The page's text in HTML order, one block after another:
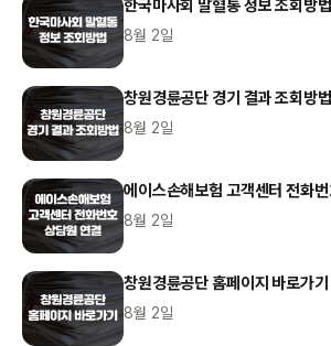
한국마사회 말혈통 정보 조회방법
8월 2일
창원경륜공단 경기 결과 조회방법
8월 2일
에이스손해보험 고객센터 전화
8월 2일
창원경륜공단 홈페이지 바로가기
8월 2일